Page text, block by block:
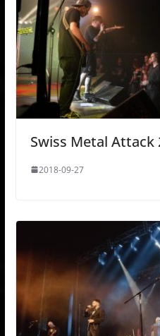
Swiss Metal Attack
2018-09-27